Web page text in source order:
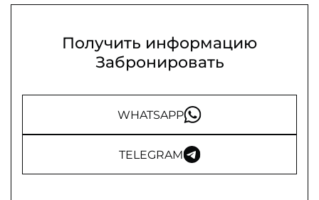
Получить информацию
Забронировать
WHATSAPP
TELEGRAM